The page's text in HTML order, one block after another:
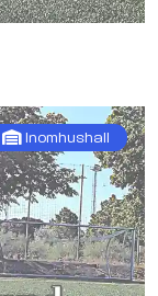
Inomhushall